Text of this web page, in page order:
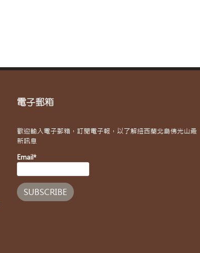
電子郵箱
歡迎輸入電子郵箱，訂閱電子報，以了解紐西蘭北島佛光山最
新訊息
Email*